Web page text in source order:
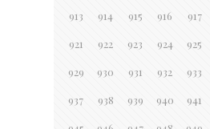
913 914 915 916 917
921 922 923 924 925
929 930 931 932 933
937 938 939 940 941